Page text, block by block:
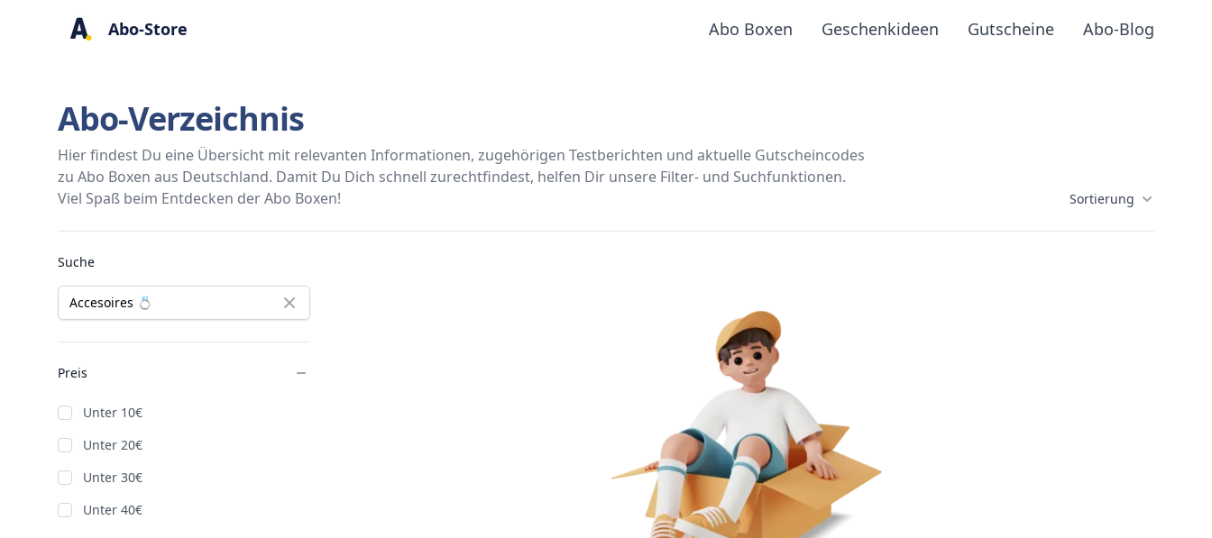
Abo-Store Abo Boxen Geschenkideen Gutscheine Abo-Blog
Abo-Verzeichnis
Hier findest Du eine Übersicht mit relevanten Informationen, zugehörigen Testberichten und aktuelle Gutscheincodes
zu Abo Boxen aus Deutschland. Damit Du Dich schnell zurechtfindest, helfen Dir unsere Filter- und Suchfunktionen.
Viel Spaß beim Entdecken der Abo Boxen!
Sortierung
Abo Boxen
Suche
Preis
Unter 10€
Unter 20€
Unter 30€
Unter 40€